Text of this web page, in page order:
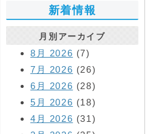
新着情報
月別アーカイブ
8月 2026 (7)
7月 2026 (26)
6月 2026 (28)
5月 2026 (18)
4月 2026 (31)